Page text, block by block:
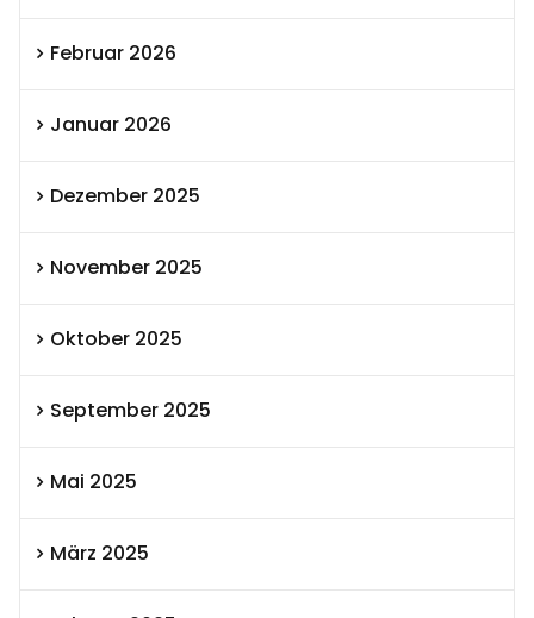
Februar 2026
Januar 2026
Dezember 2025
November 2025
Oktober 2025
September 2025
Mai 2025
März 2025